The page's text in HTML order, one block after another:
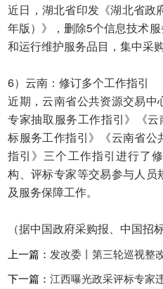
近日，湖北省印发《湖北省政
年版）》，删除5个信息技术
和运行维护服务品目，集中采
6）云南：修订多个工作指引
近期，云南省公共资源交易
专家抽取服务工作指引》《云
标服务工作指引》《云南省
指引》三个工作指引进行了
构、评标专家等交易参与人
及服务保障工作。
（据中国政府采购报、中国招
上一篇： 发改委丨第三轮巡视整
下一篇：江西曝光政采评标专家